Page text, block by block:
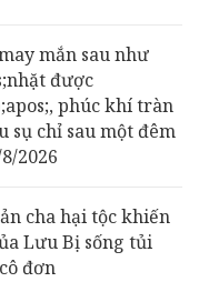
mắn sau như
được
phúc khí tràn
sụ chỉ sau một đêm
2026
cha hại tộc khiến
Lưu Bị sống tủi
đơn